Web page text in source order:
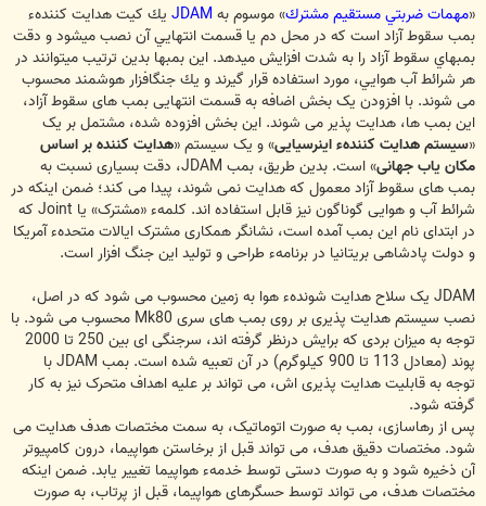
«مهمات ضربتي مستقيم مشترك» موسوم به JDAM يك كيت هدايت كنندهء
بمب سقوط آزاد است كه در محل دم يا قسمت انتهايي آن نصب مي‏‎شود و دقت
بمب‏هاي سقوط آزاد را به شدت افزايش مي‎‏دهد. اين بمب‏ها بدين ترتيب مي‏توانند در
هر شرائط آب هوايي، مورد استفاده قرار گيرند و يك جنگ‏افزار هوشمند محسوب
می شوند. با افزودن یک بخش اضافه به قسمت انتهایی بمب های سقوط آزاد،
این بمب ها، هدایت پذیر می شوند. این بخش افزوده شده، مشتمل بر یک
«سیستم هدایت کنندهء اینرسیایی» و یک سیستم «هدایت کننده بر اساس
مکان یاب جهانی
» است. بدین طریق، بمب JDAM، دقت بسیاری نسبت به
بمب های سقوط آزاد معمول که هدایت نمی شوند، پیدا می کند؛ ضمن اینکه در
شرائط آب و هوایی گوناگون نیز قابل استفاده اند. کلمهء «مشترک» یا Joint که
در ابتدای نام این بمب آمده است، نشانگر همکاری مشترک ایالات متحدهء آمریکا
و دولت پادشاهی بریتانیا در برنامهء طراحی و تولید این جنگ افزار است.
JDAM یک سلاح هدایت شوندهء هوا به زمین محسوب می شود که در اصل،
نصب سیستم هدایت پذیری بر روی بمب های سری Mk80 محسوب می شود. با
توجه به میزان بردی که برایش درنظر گرفته اند، سرجنگی ای بین 250 تا 2000
پوند (معادل 113 تا 900 کیلوگرم) در آن تعبیه شده است. بمب JDAM با
توجه به قابلیت هدایت پذیری اش، می تواند بر علیه اهداف متحرک نیز به کار
گرفته شود.
پس از رهاسازی، بمب به صورت اتوماتیک، به سمت مختصات هدف هدایت می
شود. مختصات دقیق هدف، می تواند قبل از برخاستن هواپیما، درون کامپیوتر
آن ذخیره شود و به صورت دستی توسط خدمهء هواپیما تغییر یابد. ضمن اینکه
مختصات هدف، می تواند توسط حسگرهای هواپیما، قبل از پرتاب، به صورت